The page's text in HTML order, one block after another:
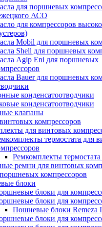
для поршневых
АСО
для компрессоров
Mobil для поршневых
Shell для поршневых
Agip Eni для поршневых
Bauer для поршневых
конденсатоотводчики
конденсатоотводчики
клапаны
компрессоров
для винтовых
термостата для
Ремкомплекты
ремни для винтовых
компрессоров
блоки
блоки для
блоки для
Пошневые блоки Remeza
блоки для